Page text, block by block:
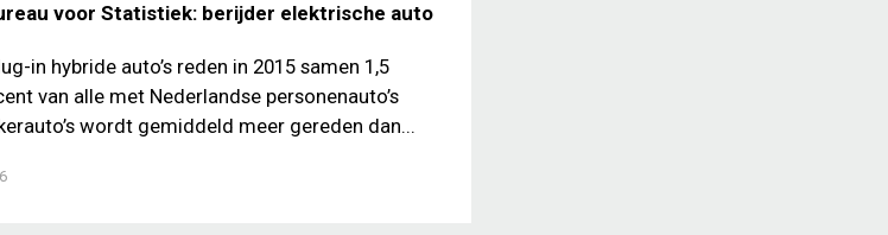
voor Statistiek: berijder elektrische auto
in hybride auto’s reden in 2015 samen 1,5
van alle met Nederlandse personenauto’s
wordt gemiddeld meer gereden dan...